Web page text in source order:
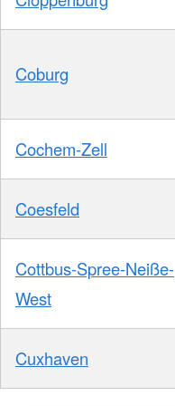
Coburg
Cochem-Zell
Coesfeld
Cottbus-Spree-Neiße-
West
Cuxhaven